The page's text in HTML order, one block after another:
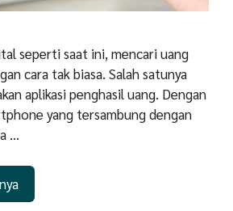
seperti saat ini, mencari uang
cara tak biasa. Salah satunya
aplikasi penghasil uang. Dengan
yang tersambung dengan
…